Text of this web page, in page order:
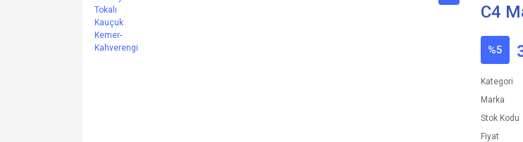
C4
%5
Kategori
Marka
Stok Kodu
Fiyat